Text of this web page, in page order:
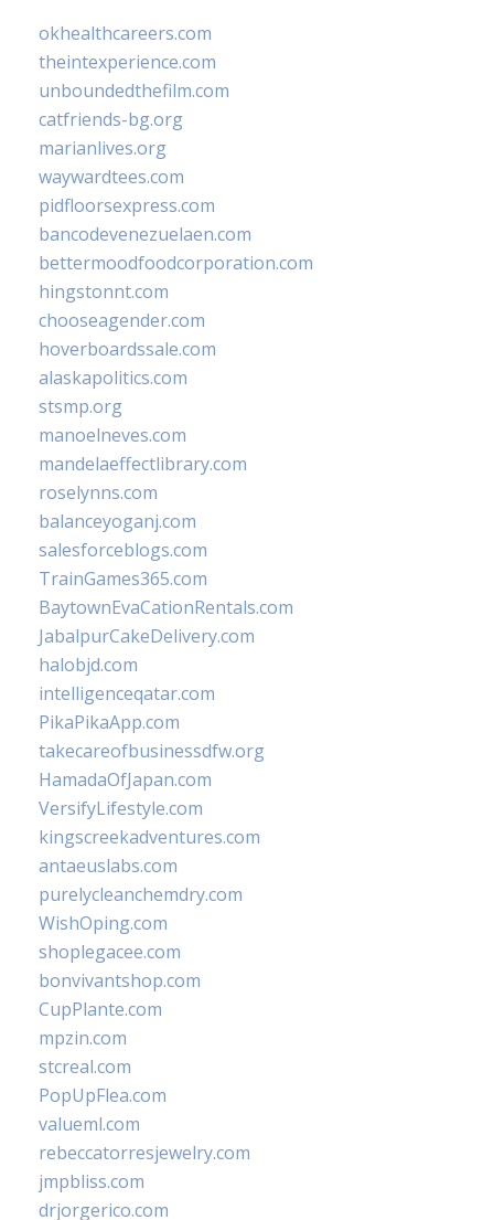
okhealthcareers.com
theintexperience.com
unboundedthefilm.com
catfriends-bg.org
marianlives.org
waywardtees.com
pidfloorsexpress.com
bancodevenezuelaen.com
bettermoodfoodcorporation.com
hingstonnt.com
chooseagender.com
hoverboardssale.com
alaskapolitics.com
stsmp.org
manoelneves.com
mandelaeffectlibrary.com
roselynns.com
balanceyoganj.com
salesforceblogs.com
TrainGames365.com
BaytownEvaCationRentals.com
JabalpurCakeDelivery.com
halobjd.com
intelligenceqatar.com
PikaPikaApp.com
takecareofbusinessdfw.org
HamadaOfJapan.com
VersifyLifestyle.com
kingscreekadventures.com
antaeuslabs.com
purelycleanchemdry.com
WishOping.com
shoplegacee.com
bonvivantshop.com
CupPlante.com
mpzin.com
stcreal.com
PopUpFlea.com
valueml.com
rebeccatorresjewelry.com
jmpbliss.com
drjorgerico.com